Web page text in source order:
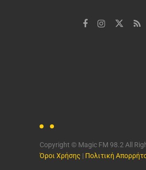
Copyright © Magic FM 98.2 All
Όροι Χρήσης | Πολιτική